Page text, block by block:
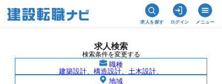
求人を探す ログイン メニュー
求人検索
検索条件を変更する
職種
建築設計、構造設計、土木設計、
地域